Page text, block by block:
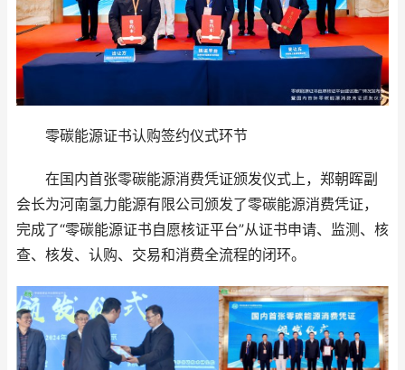
零碳能源证书认购签约仪式环节
在国内首张零碳能源消费凭证颁发仪式上，郑朝晖副
会长为河南氢力能源有限公司颁发了零碳能源消费凭证，
完成了“零碳能源证书自愿核证平台”从证书申请、监测、核
查、核发、认购、交易和消费全流程的闭环。